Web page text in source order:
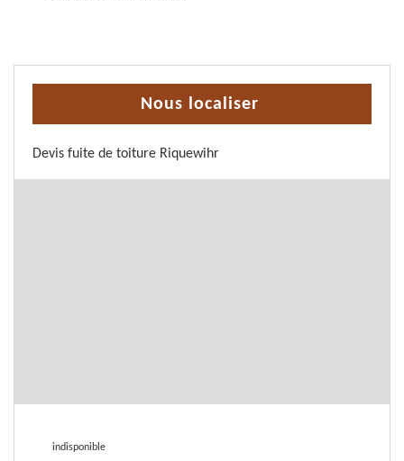
Nous localiser
Devis fuite de toiture Riquewihr
indisponible